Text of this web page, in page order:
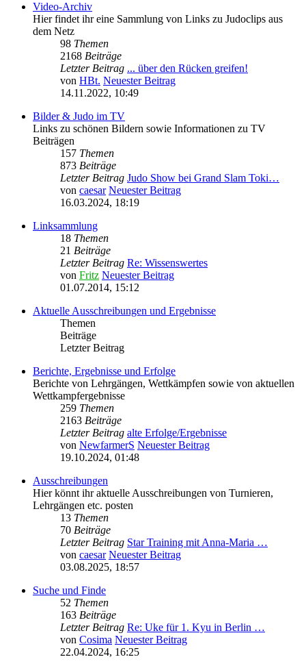
Video-Archiv
Hier findet ihr eine Sammlung von Links zu Judoclips aus
dem Netz
98 Themen
2168 Beiträge
Letzter Beitrag ... über den Rücken greifen!
von HBt. Neuester Beitrag
14.11.2022, 10:49
Bilder & Judo im TV
Links zu schönen Bildern sowie Informationen zu TV
Beiträgen
157 Themen
873 Beiträge
Letzter Beitrag Judo Show bei Grand Slam Toki…
von caesar Neuester Beitrag
16.03.2024, 18:19
Linksammlung
18 Themen
21 Beiträge
Letzter Beitrag Re: Wissenswertes
von Fritz Neuester Beitrag
01.07.2014, 15:12
Aktuelle Ausschreibungen und Ergebnisse
Themen
Beiträge
Letzter Beitrag
Berichte, Ergebnisse und Erfolge
Berichte von Lehrgängen, Wettkämpfen sowie von aktuellen
Wettkampfergebnisse
259 Themen
2163 Beiträge
Letzter Beitrag alte Erfolge/Ergebnisse
von NewfarmerS Neuester Beitrag
19.10.2024, 01:48
Ausschreibungen
Hier könnt ihr aktuelle Ausschreibungen von Turnieren,
Lehrgängen etc. posten
13 Themen
70 Beiträge
Letzter Beitrag Star Training mit Anna-Maria …
von caesar Neuester Beitrag
03.08.2025, 18:57
Suche und Finde
52 Themen
163 Beiträge
Letzter Beitrag Re: Uke für 1. Kyu in Berlin …
von Cosima Neuester Beitrag
22.04.2024, 16:25